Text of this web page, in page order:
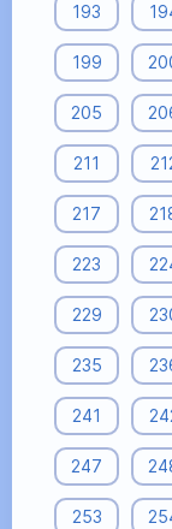
193
199
205
211
217
223
229
235
241
247
253